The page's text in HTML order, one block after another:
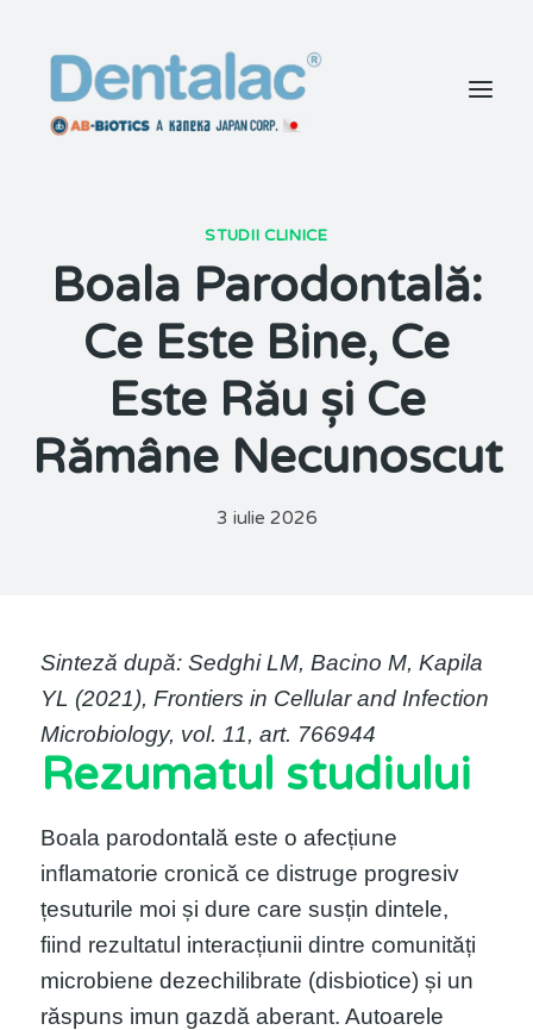
STUDII CLINICE
Boala Parodontală:
Ce Este Bine, Ce
Este Rău și Ce
Rămâne Necunoscut
3 iulie 2026
Sinteză după: Sedghi LM, Bacino M, Kapila
YL (2021), Frontiers in Cellular and Infection
Microbiology, vol. 11, art. 766944
Rezumatul studiului
Boala parodontală este o afecțiune
inflamatorie cronică ce distruge progresiv
țesuturile moi și dure care susțin dintele,
fiind rezultatul interacțiunii dintre comunități
microbiene dezechilibrate (disbiotice) și un
răspuns imun gazdă aberant. Autoarele